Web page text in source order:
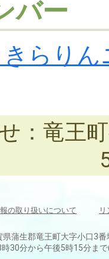
バー
らり
：竜王
の取り扱いについて
蒲生郡竜王町大字小口3
30分から午後5時15分ま